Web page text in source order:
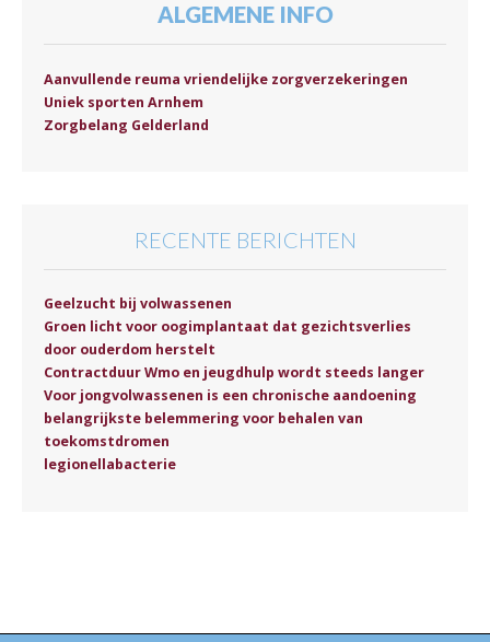
ALGEMENE INFO
Aanvullende reuma vriendelijke zorgverzekeringen
Uniek sporten Arnhem
Zorgbelang Gelderland
RECENTE BERICHTEN
Geelzucht bij volwassenen
Groen licht voor oogimplantaat dat gezichtsverlies
door ouderdom herstelt
Contractduur Wmo en jeugdhulp wordt steeds langer
Voor jongvolwassenen is een chronische aandoening
belangrijkste belemmering voor behalen van
toekomstdromen
legionellabacterie